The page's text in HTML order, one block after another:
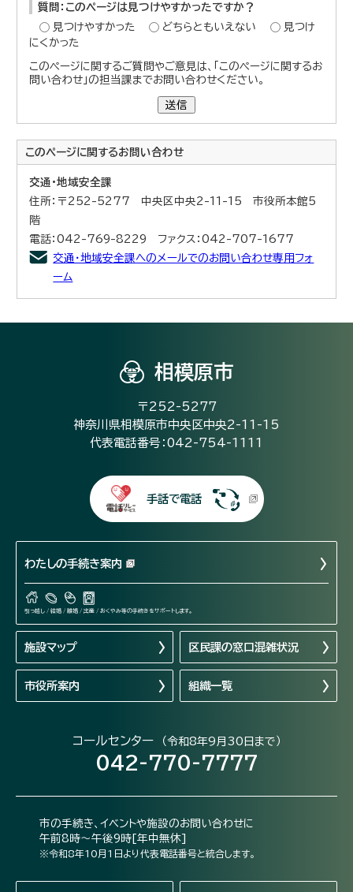
質問：このページは見つけやすかったですか？
見つけやすかった
どちらともいえない
見つけ
にくかった
このページに関するご質問やご意見は、「このページに関するお
問い合わせ」の担当課までお問い合わせください。
送信
このページに関するお問い合わせ
交通・地域安全課
住所：〒252-5277 中央区中央2-11-15 市役所本館5
階
電話：042-769-8229 ファクス：042-707-1677
交通・地域安全課へのメールでのお問い合わせ専用フォ
ーム
相模原市
〒252-5277
神奈川県相模原市中央区中央2-11-15
代表電話番号：042-754-1111
手話で電話
わたしの手続き案内
引っ越し / 結婚 / 離婚 / 出産 / おくやみ等の手続きをサポートします。
施設マップ 区民課の窓口混雑状況
市役所案内 組織一覧
コールセンター （令和8年9月30日まで）
042-770-7777
市の手続き、イベントや施設のお問い合わせに
午前8時～午後9時[年中無休]
※令和8年10月1日より代表電話番号と統合します。